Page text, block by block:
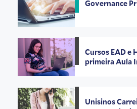
Governance
Cursos EAD e
primeira Aula
Unisinos